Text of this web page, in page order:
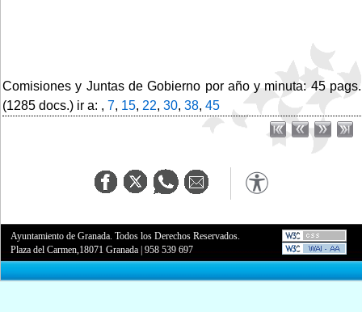
Comisiones y Juntas de Gobierno por año y minuta: 45 pags.
(1285 docs.) ir a: , 7, 15, 22, 30, 38, 45
Ayuntamiento de Granada. Todos los Derechos Reservados.
Plaza del Carmen,18071 Granada |958 539 697